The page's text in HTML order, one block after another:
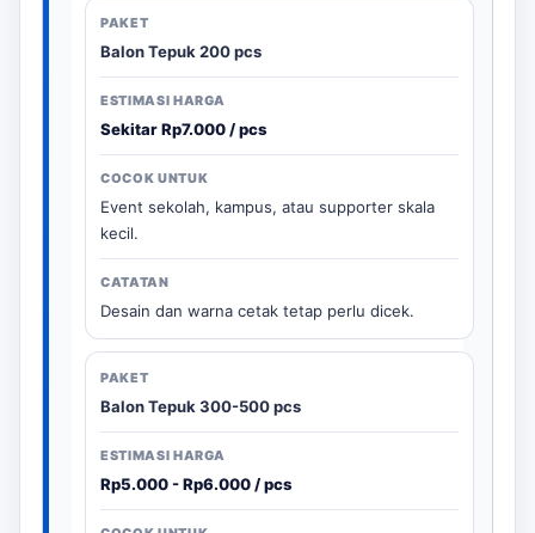
Balon Tepuk 200 pcs
Sekitar Rp7.000 / pcs
Event sekolah, kampus, atau supporter skala
kecil.
Desain dan warna cetak tetap perlu dicek.
Balon Tepuk 300-500 pcs
Rp5.000 - Rp6.000 / pcs